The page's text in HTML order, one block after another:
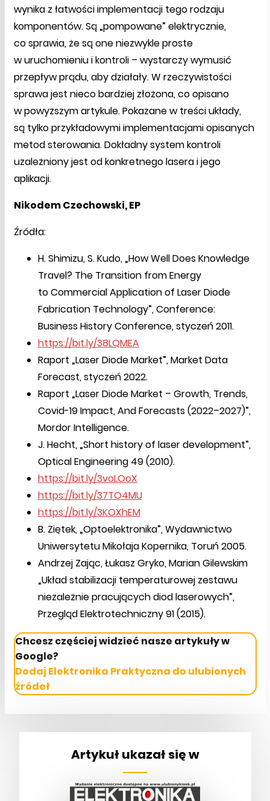
wynika z łatwości implementacji tego rodzaju
komponentów. Są „pompowane” elektrycznie,
co sprawia, że są one niezwykle proste
w uruchomieniu i kontroli – wystarczy wymusić
przepływ prądu, aby działały. W rzeczywistości
sprawa jest nieco bardziej złożona, co opisano
w powyższym artykule. Pokazane w treści układy,
są tylko przykładowymi implementacjami opisanych
metod sterowania. Dokładny system kontroli
uzależniony jest od konkretnego lasera i jego
aplikacji.
Nikodem Czechowski, EP
Źródła:
H. Shimizu, S. Kudo, „How Well Does Knowledge
Travel? The Transition from Energy
to Commercial Application of Laser Diode
Fabrication Technology”, Conference:
Business History Conference, styczeń 2011.
https://bit.ly/38LQMEA
Raport „Laser Diode Market”, Market Data
Forecast, styczeń 2022.
Raport „Laser Diode Market – Growth, Trends,
Covid-19 Impact, And Forecasts (2022–2027)”,
Mordor Intelligence.
J. Hecht, „Short history of laser development”,
Optical Engineering 49 (2010).
https://bit.ly/3voLOoX
https://bit.ly/37TO4MU
https://bit.ly/3KOXhEM
B. Ziętek, „Optoelektronika”, Wydawnictwo
Uniwersytetu Mikołaja Kopernika, Toruń 2005.
Andrzej Zając, Łukasz Gryko, Marian Gilewskim
„Układ stabilizacji temperaturowej zestawu
niezależnie pracujących diod laserowych”,
Przegląd Elektrotechniczny 91 (2015).
Chcesz częściej widzieć nasze artykuły w
Google?
Dodaj Elektronika Praktyczna do ulubionych
źródeł
Artykuł ukazał się w